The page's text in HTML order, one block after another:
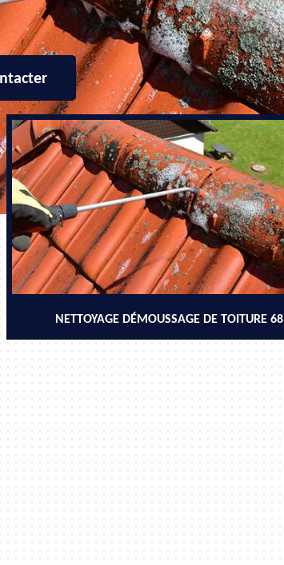
NETTOYAGE DÉMOUSSAGE DE TOITURE 68